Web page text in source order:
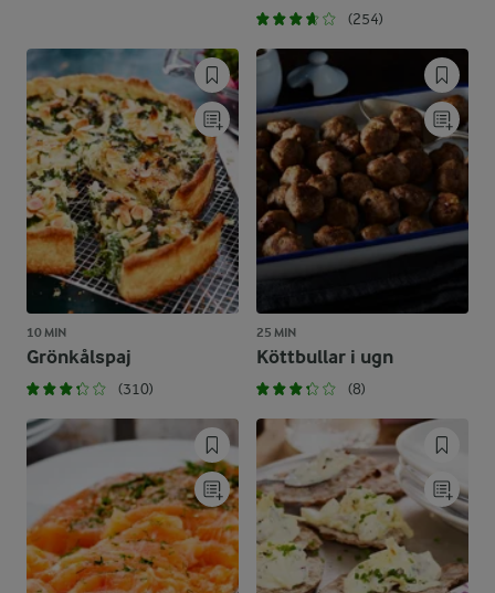
(254)
10 MIN
Grönkålspaj
(310)
25 MIN
Köttbullar i ugn
(8)